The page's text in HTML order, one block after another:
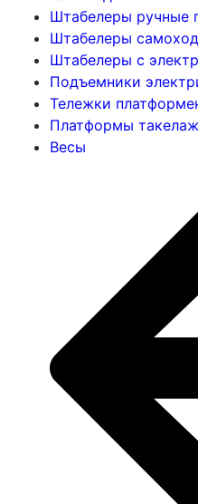
Штабелеры ручные
Штабелеры
Штабелеры с
Подъемники
Тележки
Платформы
Весы